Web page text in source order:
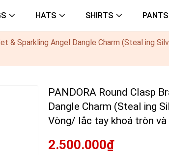
HATS SHIRTS PANTS
& Sparkling Angel Dangle Charm (Steal ing
PANDORA Round Clasp
Dangle Charm (Steal ing
Vòng/ lắc tay khoá tròn
2.500.000₫